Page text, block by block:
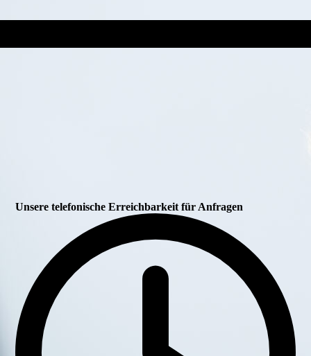
Unsere telefonische Erreichbarkeit für Anfragen